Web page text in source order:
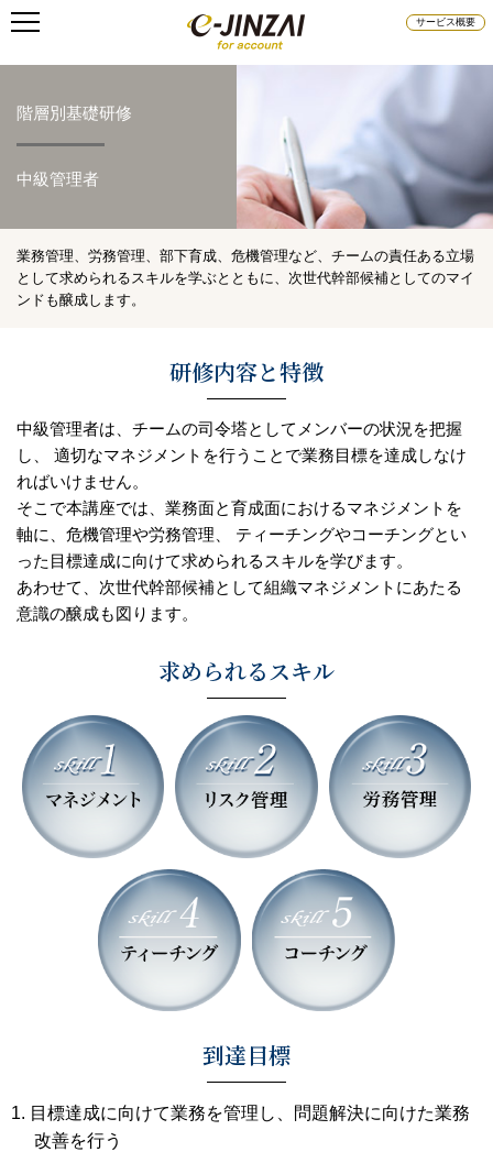
サービス概要
階層別基礎研修
中級管理者
業務管理、労務管理、部下育成、危機管理など、チームの責任ある立場
として求められるスキルを学ぶとともに、次世代幹部候補としてのマイ
ンドも醸成します。
研修内容と特徴
中級管理者は、チームの司令塔としてメンバーの状況を把握
し、
適切なマネジメントを行うことで業務目標を達成しなけ
ればいけません。
そこで本講座では、業務面と育成面におけるマネジメントを
軸に、危機管理や労務管理、
ティーチングやコーチングとい
った目標達成に向けて求められるスキルを学びます。
あわせて、次世代幹部候補として組織マネジメントにあたる
意識の醸成も図ります。
求められるスキル
到達目標
目標達成に向けて業務を管理し、問題解決に向けた業務
改善を行う